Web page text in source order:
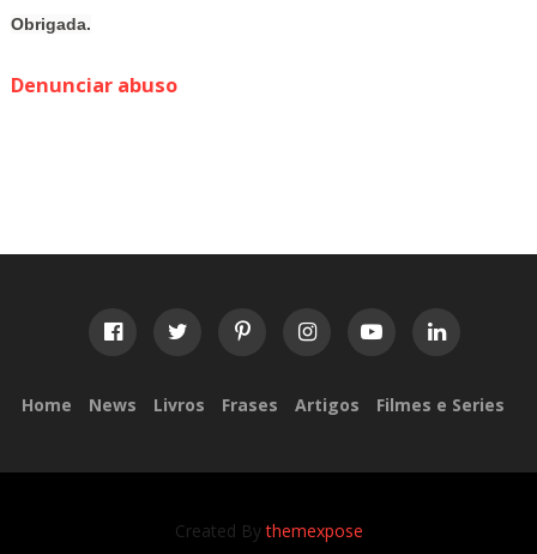
Obrigada.
Denunciar abuso
Home News Livros Frases Artigos Filmes e Series
Created Bythemexpose